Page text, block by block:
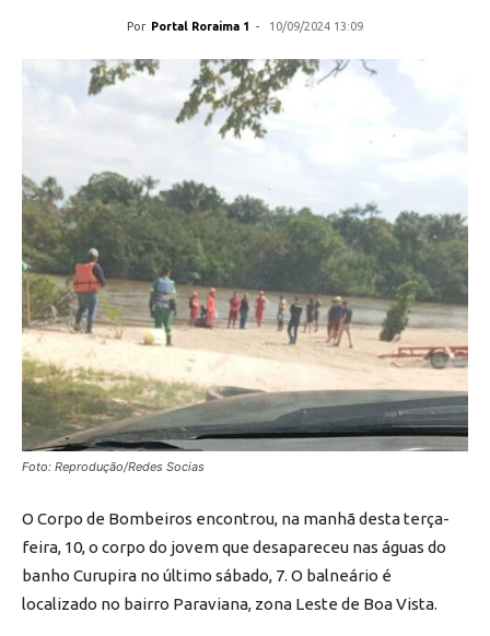
Por Portal Roraima 1 - 10/09/2024 13:09
Foto: Reprodução/Redes Socias
O Corpo de Bombeiros encontrou, na manhã desta terça-
feira, 10, o corpo do jovem que desapareceu nas águas do
banho Curupira no último sábado, 7. O balneário é
localizado no bairro Paraviana, zona Leste de Boa Vista.